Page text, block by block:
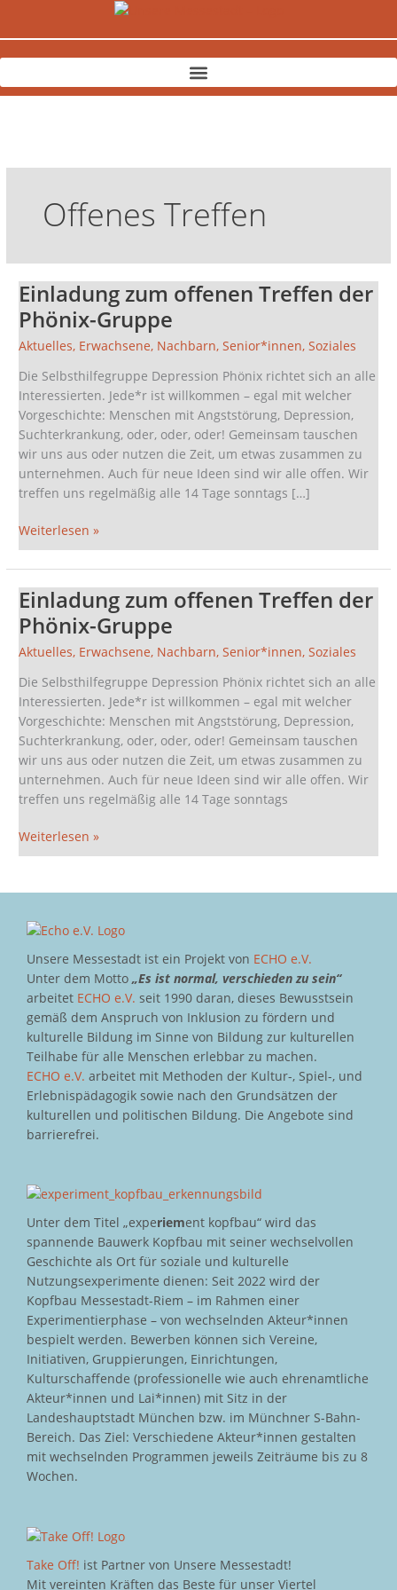
Offenes Treffen
Einladung zum offenen Treffen der
Phönix-Gruppe
Aktuelles, Erwachsene, Nachbarn,Senior*innen,Soziales
Die Selbsthilfegruppe Depression Phönix richtet sich an alle
Interessierten. Jede*r ist willkommen – egal mit welcher
Vorgeschichte: Menschen mit Angststörung, Depression,
Suchterkrankung, oder, oder, oder! Gemeinsam tauschen
wir uns aus oder nutzen die Zeit, um etwas zusammen zu
unternehmen. Auch für neue Ideen sind wir alle offen. Wir
treffen uns regelmäßig alle 14 Tage sonntags […]
Einladung
zum
offenen
Treffen
der
Phönix-
Gruppe
Weiterlesen »
Einladung zum offenen Treffen der
Phönix-Gruppe
Aktuelles, Erwachsene, Nachbarn,Senior*innen,Soziales
Die Selbsthilfegruppe Depression Phönix richtet sich an alle
Interessierten. Jede*r ist willkommen – egal mit welcher
Vorgeschichte: Menschen mit Angststörung, Depression,
Suchterkrankung, oder, oder, oder! Gemeinsam tauschen
wir uns aus oder nutzen die Zeit, um etwas zusammen zu
unternehmen. Auch für neue Ideen sind wir alle offen. Wir
treffen uns regelmäßig alle 14 Tage sonntags
Einladung
zum
offenen
Treffen
der
Phönix-
Gruppe
Weiterlesen »
Unsere Messestadt ist ein Projekt von ECHO e.V.
Unter dem Motto „Es ist normal, verschieden zu sein“
arbeitet ECHO e.V. seit 1990 daran, dieses Bewusstsein
gemäß dem Anspruch von Inklusion zu fördern und
kulturelle Bildung im Sinne von Bildung zur kulturellen
Teilhabe für alle Menschen erlebbar zu machen.
ECHO e.V. arbeitet mit Methoden der Kultur-, Spiel-, und
Erlebnispädagogik sowie nach den Grundsätzen der
kulturellen und politischen Bildung. Die Angebote sind
barrierefrei.
Unter dem Titel „experiement kopfbau“ wird das
spannende Bauwerk Kopfbau mit seiner wechselvollen
Geschichte als Ort für soziale und kulturelle
Nutzungsexperimente dienen: Seit 2022 wird der
Kopfbau Messestadt-Riem – im Rahmen einer
Experimentierphase – von wechselnden Akteur*innen
bespielt werden. Bewerben können sich Vereine,
Initiativen, Gruppierungen, Einrichtungen,
Kulturschaffende (professionelle wie auch ehrenamtliche
Akteur*innen und Lai*innen) mit Sitz in der
Landeshauptstadt München bzw. im Münchner S-Bahn-
Bereich. Das Ziel: Verschiedene Akteur*innen gestalten
mit wechselnden Programmen jeweils Zeiträume bis zu 8
Wochen.
Take Off! ist Partner von Unsere Messestadt!
Mit vereinten Kräften das Beste für unser Viertel